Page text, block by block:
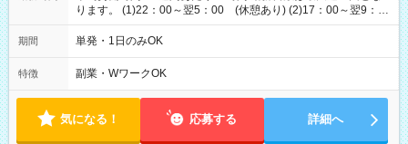
ります。 (1)22：00～翌5：00 (休憩あり) (2)17：00～翌9：
00 (休憩あり) ３６協定提出済 平均労働時間：1週間あたり22
時間 勤務日数は最大週２回となります。 (1)22：00～翌5：00
期間 単発・1日のみOK
特徴 副業・WワークOK
気になる！ 応募する 詳細へ